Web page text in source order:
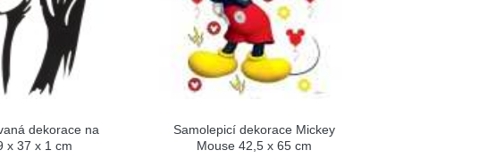
dekorace na
x 37 x 1 cm
Samolepicí dekorace Mickey
Mouse 42,5 x 65 cm